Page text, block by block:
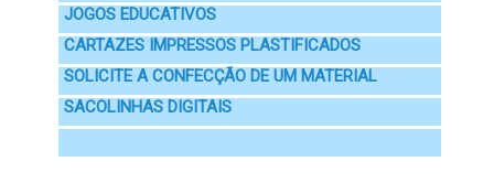
JOGOS EDUCATIVOS
CARTAZES IMPRESSOS PLASTIFICADOS
SOLICITE A CONFECÇÃO DE UM MATERIAL
SACOLINHAS DIGITAIS